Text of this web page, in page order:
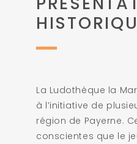
La Ludothèque la
à l’initiative de
région de Payerne.
conscientes que le